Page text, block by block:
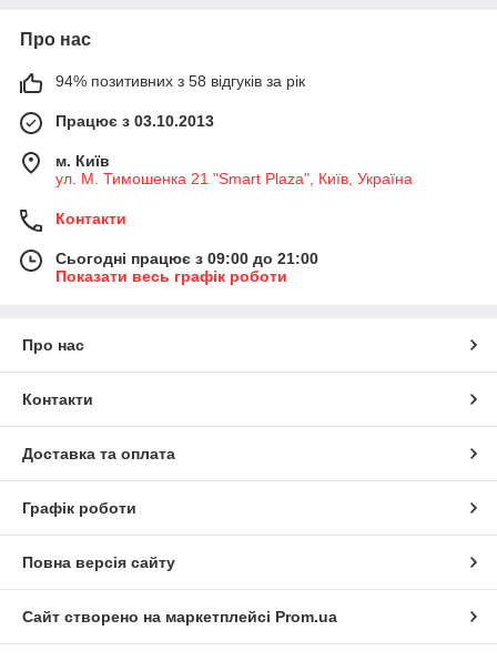
Про нас
94% позитивних з 58 відгуків за рік
Працює з 03.10.2013
м. Київ
ул. М. Тимошенка 21 "Smart Plaza", Київ, Україна
Контакти
Сьогодні працює з 09:00 до 21:00
Показати весь графік роботи
Про нас
Контакти
Доставка та оплата
Графік роботи
Повна версія сайту
Сайт створено на маркетплейсі Prom.ua